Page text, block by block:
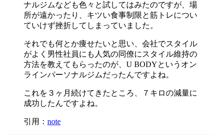
ナルジムなども色々と試してはみたのですが、場
所が遠かったり、キツい食事制限と筋トレについ
ていけず挫折してしまっていました。
それでも何とか痩せたいと思い、会社でスタイル
がよく男性社員にも人気の同僚にスタイル維持の
方法を教えてもらったのが、U BODYというオン
ラインパーソナルジムだったんですよね。
これを３ヶ月続けてきたところ、７キロの減量に
成功したんですよね。
引用： note